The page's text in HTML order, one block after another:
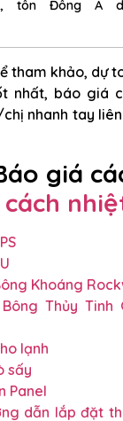
tôn Đông Á
tham khảo, dự
nhất, báo giá
nhanh tay
giá
cách
Khoáng
Thủy Tinh
lạnh
sấy
Panel
dẫn lắp đặt